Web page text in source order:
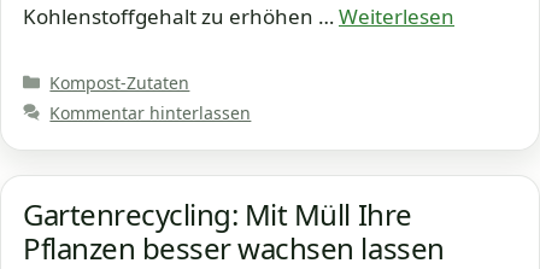
Kohlenstoffgehalt zu erhöhen …Weiterlesen
Kategorien
Kompost-Zutaten
Kommentar hinterlassen
Gartenrecycling: Mit Müll Ihre
Pflanzen besser wachsen lassen